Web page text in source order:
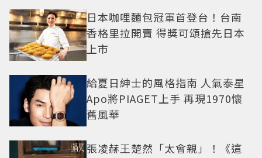
日本咖哩麵包冠軍首登台！台南
香格里拉開賣 得獎可頌搶先日本
上市
給夏日紳士的風格指南 人氣泰星
Apo將PIAGET上手 再現1970懷
舊風華
張凌赫王楚然「太會親」！《這